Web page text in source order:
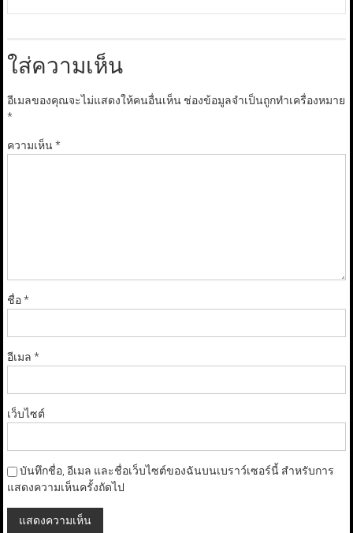
ใส่ความเห็น
อีเมลของคุณจะไม่แสดงให้คนอื่นเห็น ช่องข้อมูลจำเป็นถูกทำเครื่องหมาย
*
ความเห็น*
ชื่อ*
อีเมล *
เว็บไซต์
บันทึกชื่อ, อีเมล และชื่อเว็บไซต์ของฉันบนเบราว์เซอร์นี้ สำหรับการ
แสดงความเห็นครั้งถัดไป